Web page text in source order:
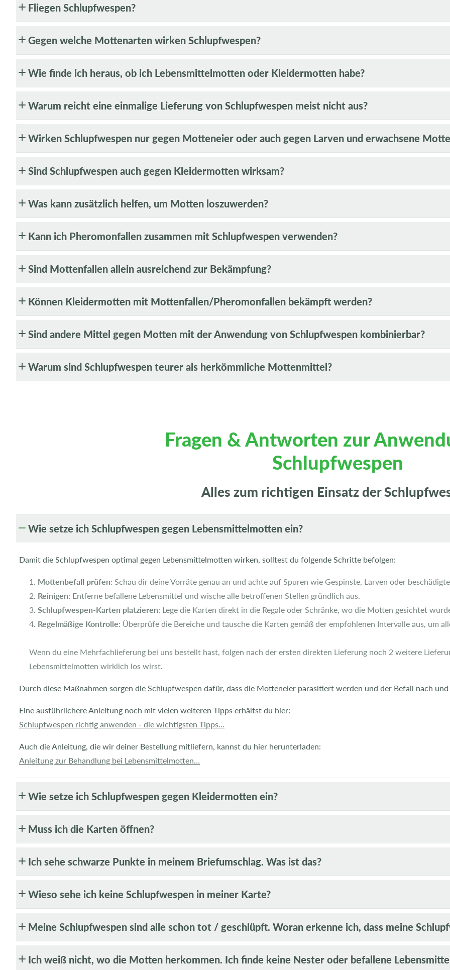
Fliegen Schlupfwespen?
Gegen welche Mottenarten wirken Schlupfwespen?
Wie finde ich heraus, ob ich Lebensmittelmotten oder Kleidermotten habe?
Warum reicht eine einmalige Lieferung von Schlupfwespen meist nicht aus?
Wirken Schlupfwespen nur gegen Motteneier oder auch gegen Larven und erwachsene
Sind Schlupfwespen auch gegen Kleidermotten wirksam?
Was kann zusätzlich helfen, um Motten loszuwerden?
Kann ich Pheromonfallen zusammen mit Schlupfwespen verwenden?
Sind Mottenfallen allein ausreichend zur Bekämpfung?
Können Kleidermotten mit Mottenfallen/Pheromonfallen bekämpft werden?
Sind andere Mittel gegen Motten mit der Anwendung von Schlupfwespen kombinierbar?
Warum sind Schlupfwespen teurer als herkömmliche Mottenmittel?
Fragen & Antworten zur
Schlupfwespen
Alles zum richtigen Einsatz der
E
k
e
r
h
a
l
t
Wie setze ich Schlupfwespen gegen Lebensmittelmotten ein?
Damit die Schlupfwespen optimal gegen Lebensmittelmotten wirken, solltest du folgende Schritte befolgen:
Mottenbefall prüfen: Schau dir deine Vorräte genau an und achte auf Spuren wie Gespinste, Larven oder
Reinigen: Entferne befallene Lebensmittel und wische alle betroffenen Stellen gründlich aus.
Schlupfwespen-Karten platzieren: Lege die Karten direkt in die Regale oder Schränke, wo die Motten gesichtet
Regelmäßige Kontrolle: Überprüfe die Bereiche und tausche die Karten gemäß der empfohlenen Intervalle aus, um
Wenn du eine Mehrfachlieferung bei uns bestellt hast, folgen nach der ersten direkten Lieferung noch 2 weitere
Lebensmittelmotten wirklich los wirst.
Durch diese Maßnahmen sorgen die Schlupfwespen dafür, dass die Motteneier parasitiert werden und der Befall nach
Eine ausführlichere Anleitung noch mit vielen weiteren Tipps erhältst du hier:
Schlupfwespen richtig anwenden - die wichtigsten Tipps...
Auch die Anleitung, die wir deiner Bestellung mitliefern, kannst du hier herunterladen:
Anleitung zur Behandlung bei Lebensmittelmotten…
Wie setze ich Schlupfwespen gegen Kleidermotten ein?
Muss ich die Karten öffnen?
Ich sehe schwarze Punkte in meinem Briefumschlag. Was ist das?
Wieso sehe ich keine Schlupfwespen in meiner Karte?
Meine Schlupfwespen sind alle schon tot / geschlüpft. Woran erkenne ich, dass meine
Ich weiß nicht, wo die Motten herkommen. Ich finde keine Nester oder befallene